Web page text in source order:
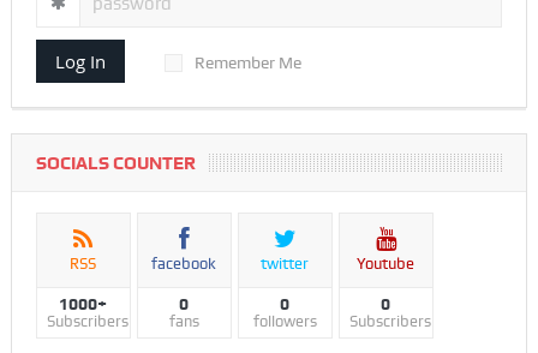
Log In Remember Me
SOCIALS COUNTER
RSS
1000+
Subscribers
facebook
0
fans
twitter
0
followers
Youtube
0
Subscribers